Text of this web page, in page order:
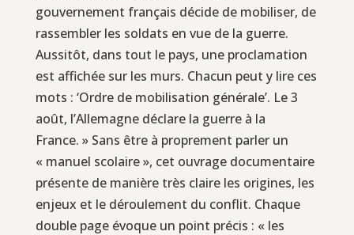
gouvernement français décide de mobiliser, de
rassembler les soldats en vue de la guerre.
Aussitôt, dans tout le pays, une proclamation
est affichée sur les murs. Chacun peut y lire ces
mots : ‘Ordre de mobilisation générale’. Le 3
août, l’Allemagne déclare la guerre à la
France. » Sans être à proprement parler un
« manuel scolaire », cet ouvrage documentaire
présente de manière très claire les origines, les
enjeux et le déroulement du conflit. Chaque
double page évoque un point précis : « les